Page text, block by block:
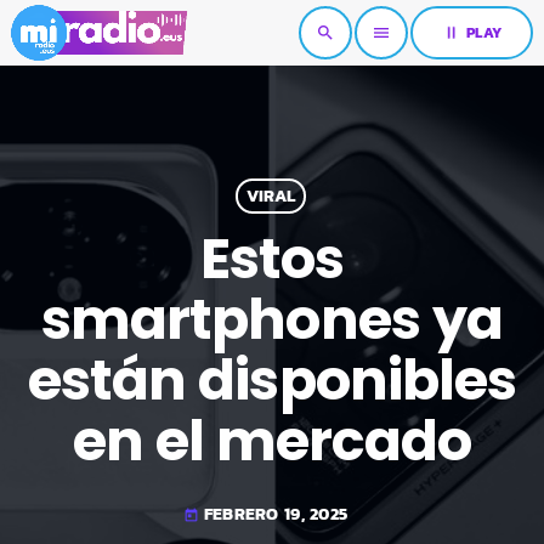
search menu pause PLAY
VIRAL
Estos
smartphones ya
están disponibles
en el mercado
today FEBRERO 19, 2025